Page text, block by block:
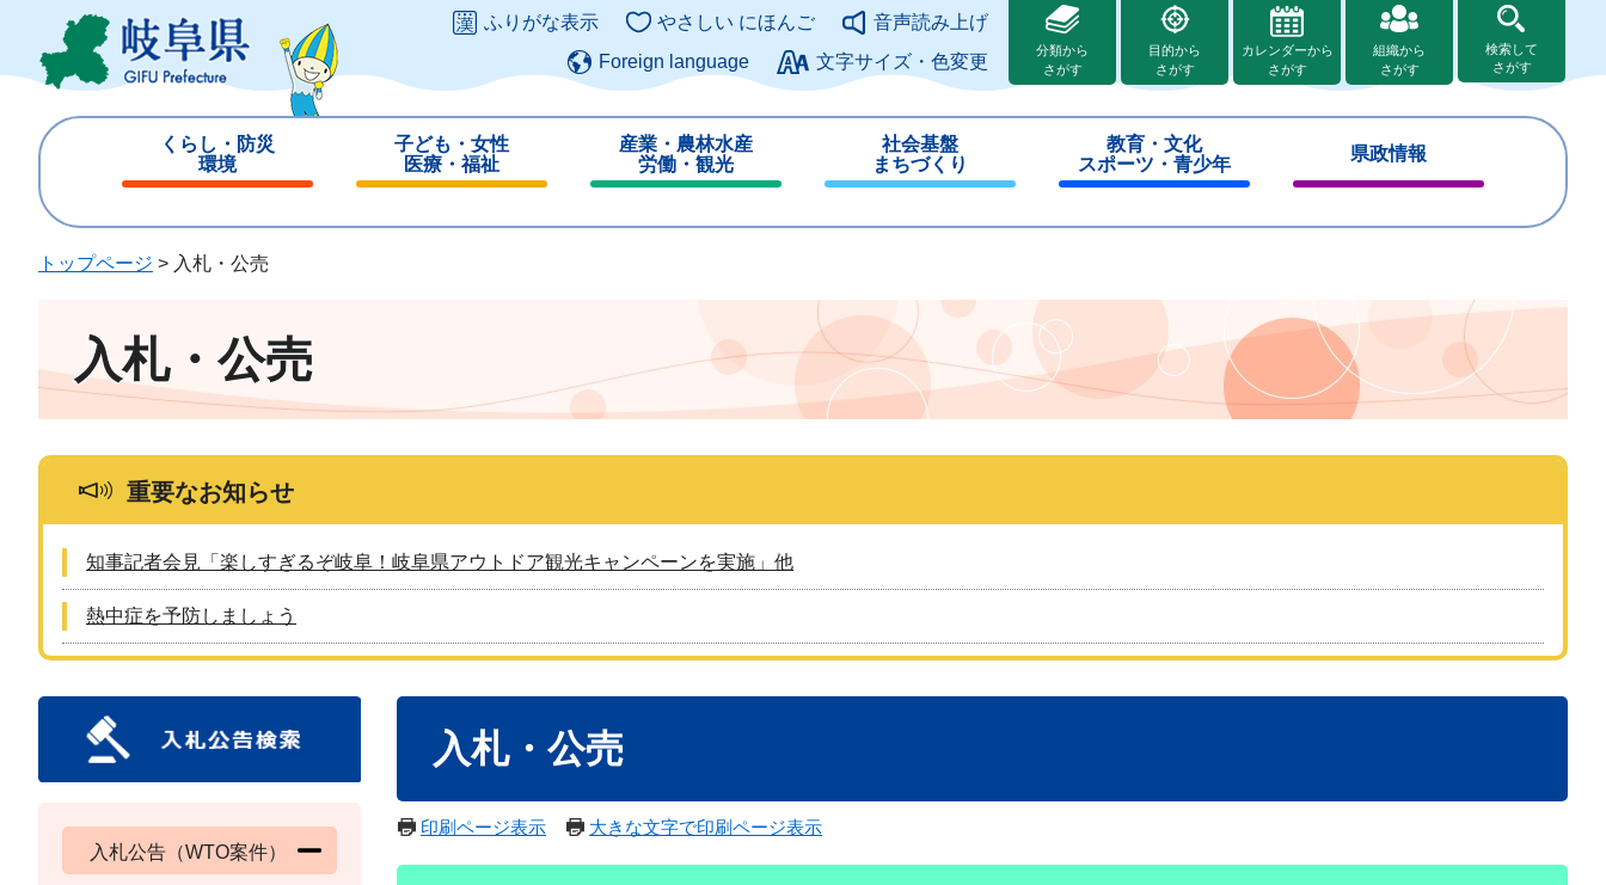
ジ
ュ
このページの本文へ
ふりがな表示 やさしい にほんご
音声読み上げ
Foreign language
文字サイズ・色変更
分類から
さがす
目的から
さがす
カレンダーから
さがす
組織から
さがす
検索して
さがす
くらし・防災
環境
じ
子ども・女性
医療・福祉
じ
産業・農林水産
労働・観光
じ
社会基盤
まちづくり
じ
教育・文化
スポーツ・青少年
じ
県政情報
じ
トップページ > 入札・公売
入札・公売
重要なお知らせ
知事記者会見「楽しすぎるぞ岐阜！岐阜県アウトドア観光キャンペーンを実施」他
熱中症を予防しましょう
入札・公売
印刷ページ表示 大きな文字で印刷ページ表示
入札公告（WTO案件）